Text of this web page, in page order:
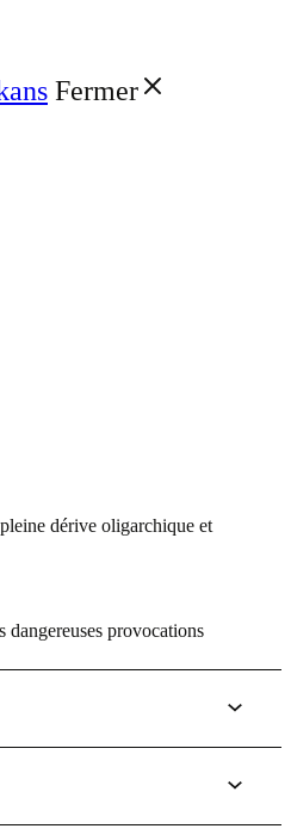
Fermer
dérive oligarchique et
dangereuses provocations